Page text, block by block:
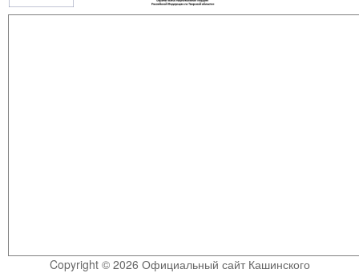
Copyright © 2026 Официальный сайт Кашинского